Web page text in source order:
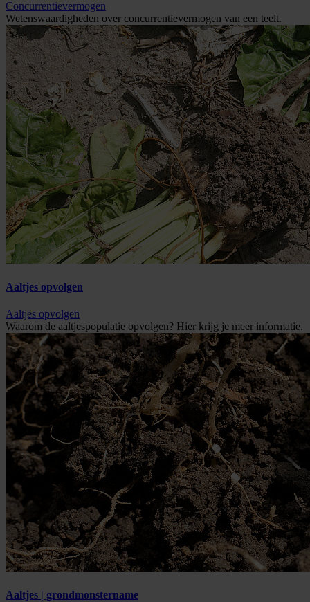
Concurrentievermogen
Wetenswaardigheden over concurrentievermogen van een teelt.
Aaltjes opvolgen
Aaltjes opvolgen
Waarom de aaltjespopulatie opvolgen? Hier krijg je meer informatie.
Aaltjes | grondmonstername